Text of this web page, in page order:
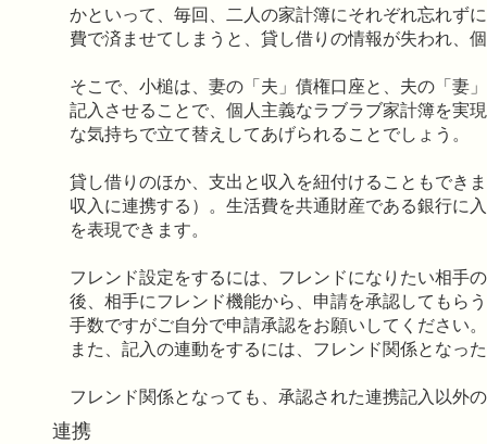
かといって、毎回、二人の家計簿にそれぞれ忘れず
費で済ませてしまうと、貸し借りの情報が失われ、
そこで、小槌は、妻の「夫」債権口座と、夫の「妻
記入させることで、個人主義なラブラブ家計簿を実
な気持ちで立て替えしてあげられることでしょう。
貸し借りのほか、支出と収入を紐付けることもでき
収入に連携する）。生活費を共通財産である銀行に
を表現できます。
フレンド設定をするには、フレンドになりたい相手
後、相手にフレンド機能から、申請を承認してもら
手数ですがご自分で申請承認をお願いしてください
また、記入の連動をするには、フレンド関係となっ
フレンド関係となっても、承認された連携記入以外
連携